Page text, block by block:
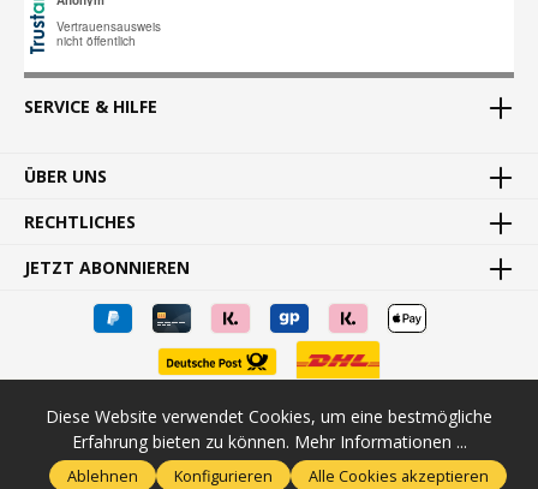
SERVICE & HILFE
ÜBER UNS
RECHTLICHES
JETZT ABONNIEREN
* Alle Preise inkl. gesetzl. Mehrwertsteuer zzgl.Versandkosten
ggf. Nachnahmegebühren, wenn nicht anders angegeben.
Diese Website verwendet Cookies, um eine bestmögliche
Erfahrung bieten zu können. Mehr Informationen ...
Ablehnen Konfigurieren Alle Cookies akzeptieren